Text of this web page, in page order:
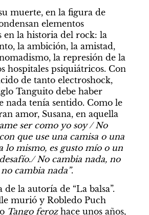
muerte, en la figura de
elementos
en la historia del rock: la
la ambición, la amistad,
la represión de la
hospitales psiquiátricos. Con
de tanto electroshock,
Tanguito debe haber
nada tenía sentido. Como le
amor, Susana, en aquella
ser como yo soy / No
que use una camisa o una
lo mismo, es gusto mío o un
No cambia nada, no
cambia nada”.
de la autoría de “La balsa”.
murió y Robledo Puch
Tango feroz hace unos años,